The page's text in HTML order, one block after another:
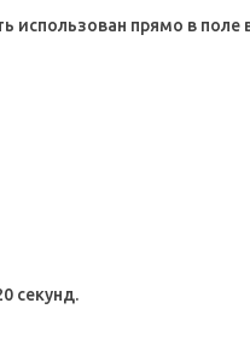
использован прямо в поле
секунд.